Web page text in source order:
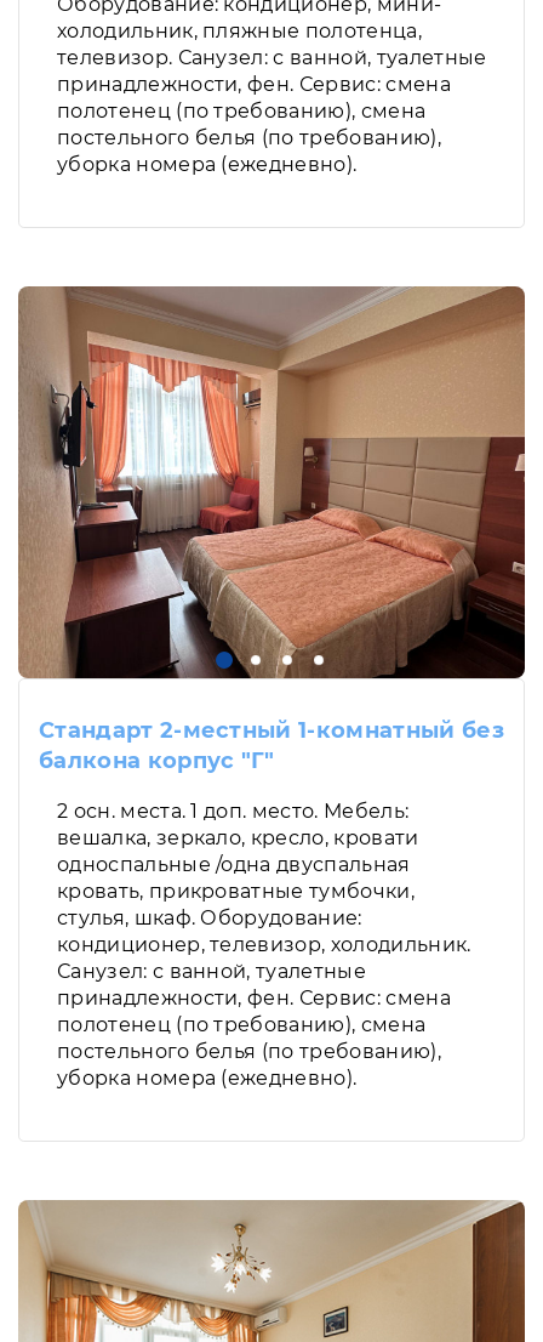
холодильник, пляжные полотенца,
телевизор. Санузел: с ванной, туалетные
принадлежности, фен. Сервис: смена
полотенец (по требованию), смена
постельного белья (по требованию),
уборка номера (ежедневно).
Стандарт 2-местный 1-комнатный без
балкона корпус "Г"
2 осн. места. 1 доп. место. Мебель:
вешалка, зеркало, кресло, кровати
односпальные /одна двуспальная
кровать, прикроватные тумбочки,
стулья, шкаф. Оборудование:
кондиционер, телевизор, холодильник.
Санузел: с ванной, туалетные
принадлежности, фен. Сервис: смена
полотенец (по требованию), смена
постельного белья (по требованию),
уборка номера (ежедневно).